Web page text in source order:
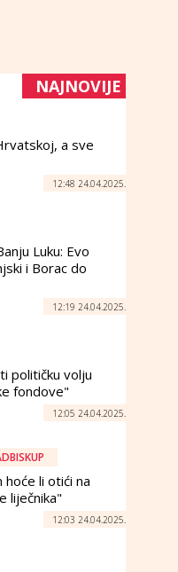
NAJNOVIJE
a sve
12:48 24.04.2025.
Luku: Evo
i Borac do
12:19 24.04.2025.
političku volju
fondove"
12:05 24.04.2025.
hoće li otići na
liječnika"
12:03 24.04.2025.